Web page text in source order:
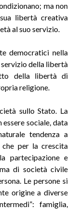
ma non
libertà creativa
al suo servizio.
democratici nella
servizio della libertà
della libertà di
religione.
sullo Stato. La
essere sociale, data
tendenza a
per la crescita
partecipazione e
di società civile
Le persone si
origine a diverse
famiglia,